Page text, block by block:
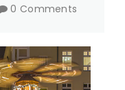
0 Comments